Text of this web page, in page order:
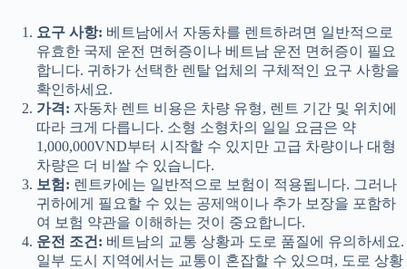
요구 사항: 베트남에서 자동차를 렌트하려면 일반적으로
유효한 국제 운전 면허증이나 베트남 운전 면허증이 필요
합니다. 귀하가 선택한 렌탈 업체의 구체적인 요구 사항을
확인하세요.
가격: 자동차 렌트 비용은 차량 유형, 렌트 기간 및 위치에
따라 크게 다릅니다. 소형 소형차의 일일 요금은 약
1,000,000VND부터 시작할 수 있지만 고급 차량이나 대형
차량은 더 비쌀 수 있습니다.
보험: 렌트카에는 일반적으로 보험이 적용됩니다. 그러나
귀하에게 필요할 수 있는 공제액이나 추가 보장을 포함하
여 보험 약관을 이해하는 것이 중요합니다.
운전 조건: 베트남의 교통 상황과 도로 품질에 유의하세요.
일부 도시 지역에서는 교통이 혼잡할 수 있으며, 도로 상황